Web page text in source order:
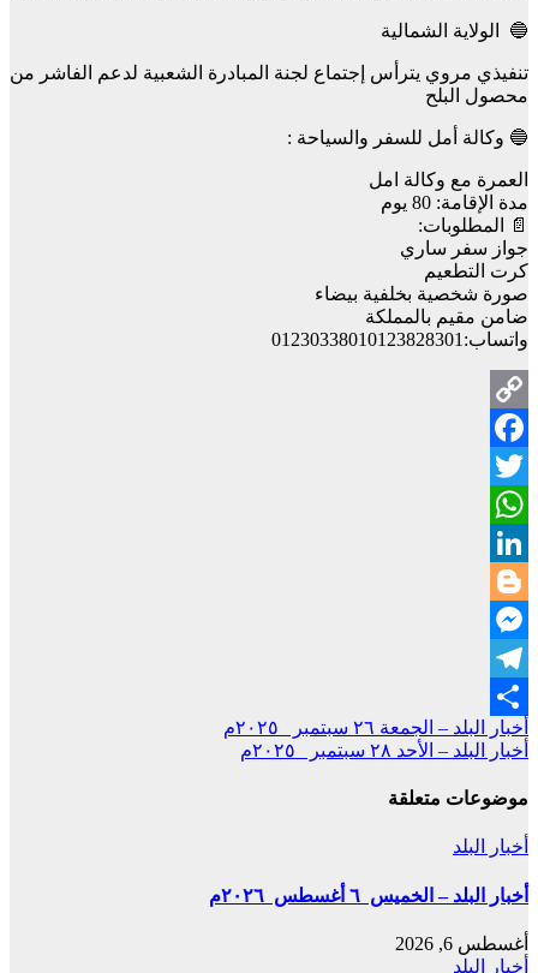
🔵 الولاية الشمالية
تنفيذي مروي يترأس إجتماع لجنة المبادرة الشعبية لدعم الفاشر من
محصول البلح
🔵 وكالة أمل للسفر والسياحة :
العمرة مع وكالة امل
مدة الإقامة: 80 يوم
📄 المطلوبات:
جواز سفر ساري
كرت التطعيم
صورة شخصية بخلفية بيضاء
ضامن مقيم بالمملكة
واتساب:01230338010123828301
Copy
Link
Facebook
Twitter
WhatsApp
LinkedIn
Blogger
Messenger
Telegram
Share
تصفّح
المقالات
أخبار البلد – الجمعة ٢٦ سبتمبر ٢٠٢٥م
أخبار البلد – الأحد ٢٨ سبتمبر ٢٠٢٥م
موضوعات متعلقة
أخبار البلد
أخبار البلد – الخميس ٦ أغسطس ٢٠٢٦م
أغسطس 6, 2026
أخبار البلد